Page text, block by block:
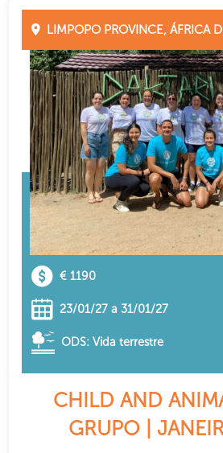
LIMPOPO PROVINCE, ÁFRICA
€ 1190
23/01/27 a 31/01/27
ODS: Vida terrestre
CHILD AND
GRUPO |